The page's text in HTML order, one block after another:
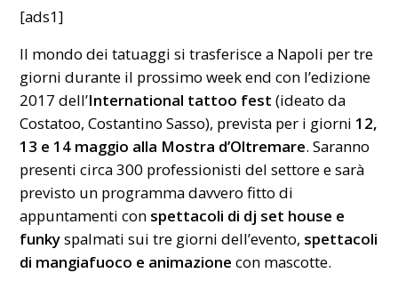
[ads1]
Il mondo dei tatuaggi si trasferisce a Napoli per tre
giorni durante il prossimo week end con l’edizione
2017 dell’International tattoo fest(ideato da
Costatoo, Costantino Sasso), prevista per i giorni 12,
13 e 14 maggio alla Mostra d’Oltremare. Saranno
presenti circa 300 professionisti del settore e sarà
previsto un programma davvero fitto di
appuntamenti con spettacoli di dj set house e
funkyspalmati sui tre giorni dell’evento, spettacoli
di mangiafuoco e animazione con mascotte.